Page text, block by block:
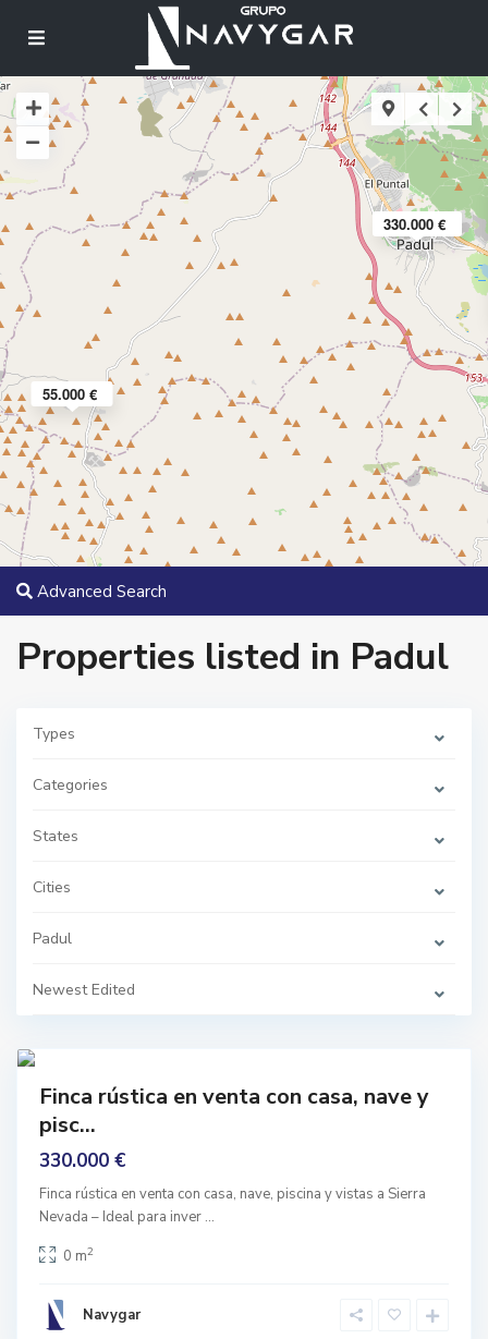
55.000 €
330.000 €
Advanced Search
Properties listed in Padul
Types
Categories
States
Cities
Padul
Newest Edited
P
d
u
P
d
Finca rústica en venta con casa, nave y
pisc...
330.000 €
Finca rústica en venta con casa, nave, piscina y vistas a Sierra
Nevada – Ideal para inver ...
0 m2
Navygar
a
u
l
P
d